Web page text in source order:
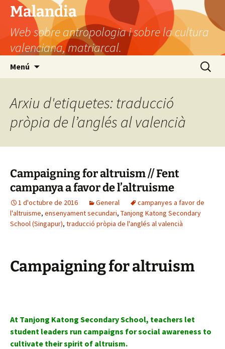
Vés
contingut
Malandia
Web sobre antropologia i sobre la cultura
valenciana, matriarcal.
Menú Cerca:
Arxiu d'etiquetes: traducció
pròpia de l’anglés al valencià
Campaigning for altruism // Fent
campanya a favor de l’altruisme
1 d'octubre de 2016 General
campanyes a favor de
l'altruisme, ensenyament secundari, Tanjong Katong Secondary
School (Singapur), traducció pròpia de l'anglés al valencià
Campaigning for altruism
At Tanjong Katong Secondary School, teachers let
student leaders run campaigns for social awareness to
cultivate their spirit of altruism.